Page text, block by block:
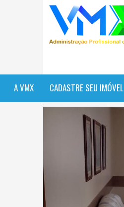
A VMX CADASTRE SEU IMÓVEL